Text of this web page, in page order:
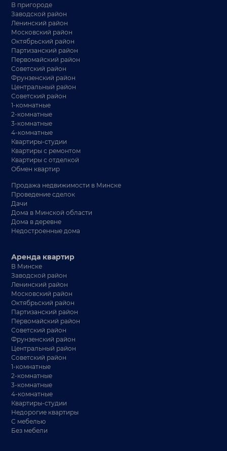
В пригороде
Заводской район
Ленинский район
Московский район
Октябрьский район
Партизанский район
Первомайский район
Советский район
Фрунзенский район
Центральный район
Советский район
1-комнатные
2-комнатные
3-комнатные
4-комнатные
Квартиры-студии
Квартиры с ремонтом
Квартиры с отделкой
Обмен квартир
Продажа недвижимости в Минске
Проведение сделок
Дачи
Дома в Минской области
Дома в деревне
Недостроенные дома
Аренда квартир
В Минске
Заводской район
Ленинский район
Московский район
Октябрьский район
Партизанский район
Первомайский район
Советский район
Фрунзенский район
Центральный район
Советский район
1-комнатные
2-комнатные
3-комнатные
4-комнатные
Квартиры-студии
Недорогие квартиры
С мебелью
Без мебели